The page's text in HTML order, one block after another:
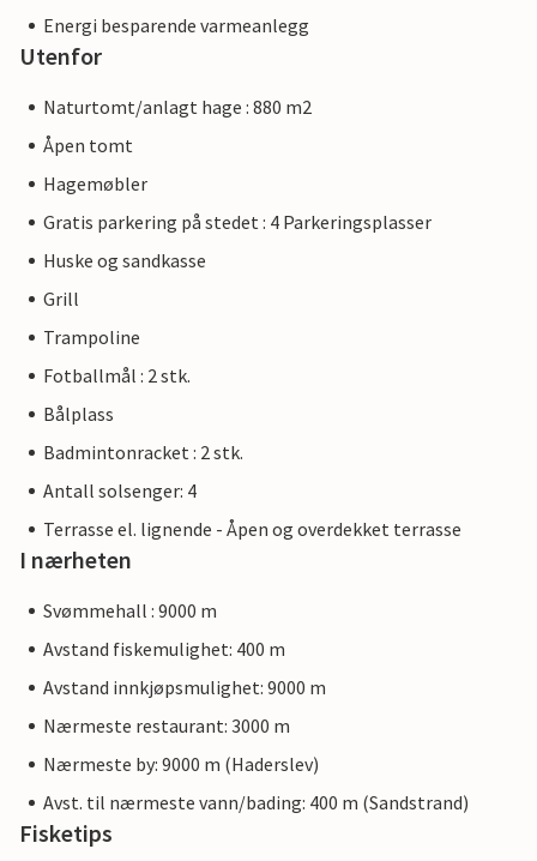
Energi besparende varmeanlegg
Utenfor
Naturtomt/anlagt hage : 880 m2
Åpen tomt
Hagemøbler
Gratis parkering på stedet : 4 Parkeringsplasser
Huske og sandkasse
Grill
Trampoline
Fotballmål : 2 stk.
Bålplass
Badmintonracket : 2 stk.
Antall solsenger: 4
Terrasse el. lignende - Åpen og overdekket terrasse
I nærheten
Svømmehall : 9000 m
Avstand fiskemulighet: 400 m
Avstand innkjøpsmulighet: 9000 m
Nærmeste restaurant: 3000 m
Nærmeste by: 9000 m (Haderslev)
Avst. til nærmeste vann/bading: 400 m (Sandstrand)
Fisketips